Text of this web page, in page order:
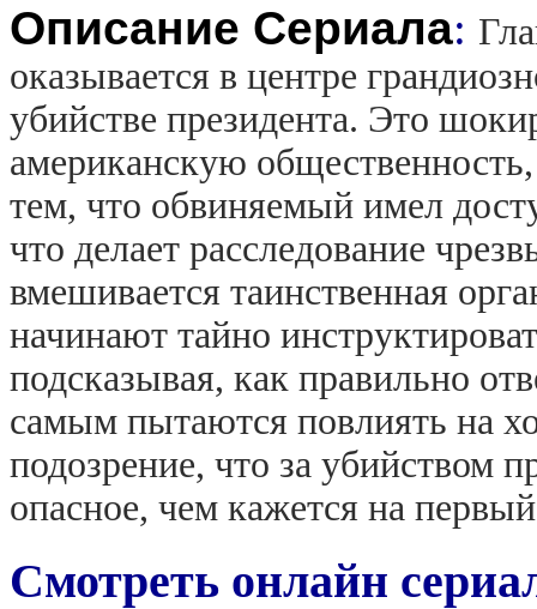
Описание Сериала:
оказывается в центре
убийстве президента. Это
американскую
тем, что обвиняемый имел
что делает расследование
вмешивается таинственная
начинают тайно
подсказывая, как правильно
самым пытаются повлиять на
подозрение, что за убийством
опасное, чем кажется на
Смотреть онлайн